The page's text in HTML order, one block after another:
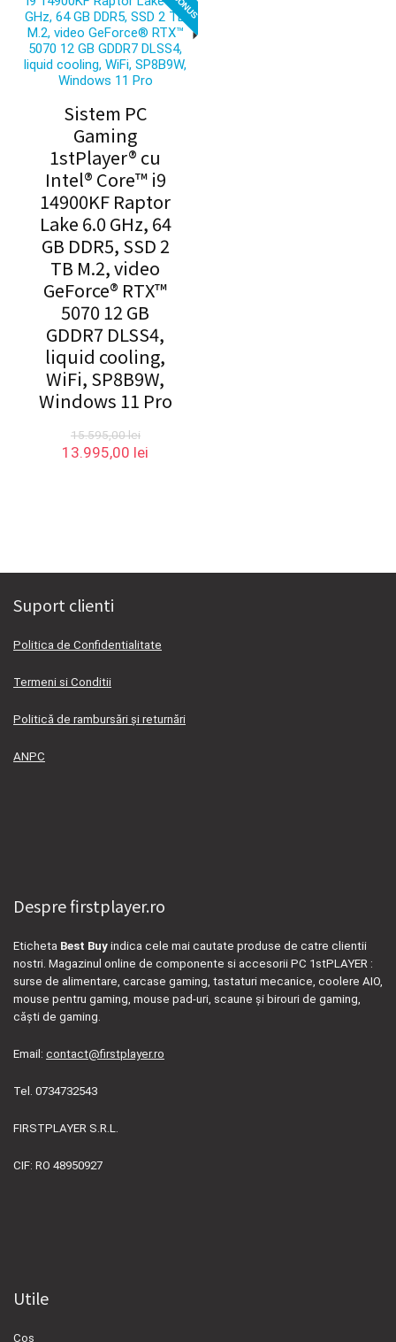
Sistem PC
Gaming
1stPlayer® cu
Intel® Core™ i9
14900KF Raptor
Lake 6.0 GHz, 64
GB DDR5, SSD 2
TB M.2, video
GeForce® RTX™
5070 12 GB
GDDR7 DLSS4,
liquid cooling,
WiFi, SP8B9W,
Windows 11 Pro
15.595,00lei
Prețul
13.995,00 lei
Suport clienti
Politica de Confidentialitate
Termeni si Conditii
Politică de rambursări și returnări
ANPC
Despre firstplayer.ro
Eticheta Best Buy indica cele mai cautate produse de catre clientii
nostri. Magazinul online de componente si accesorii PC 1stPLAYER :
surse de alimentare, carcase gaming, tastaturi mecanice, coolere AIO,
mouse pentru gaming, mouse pad-uri, scaune și birouri de gaming,
căști de gaming.
Email: contact@firstplayer.ro
Tel. 0734732543
FIRSTPLAYER S.R.L.
CIF: RO 48950927
Utile
Cos